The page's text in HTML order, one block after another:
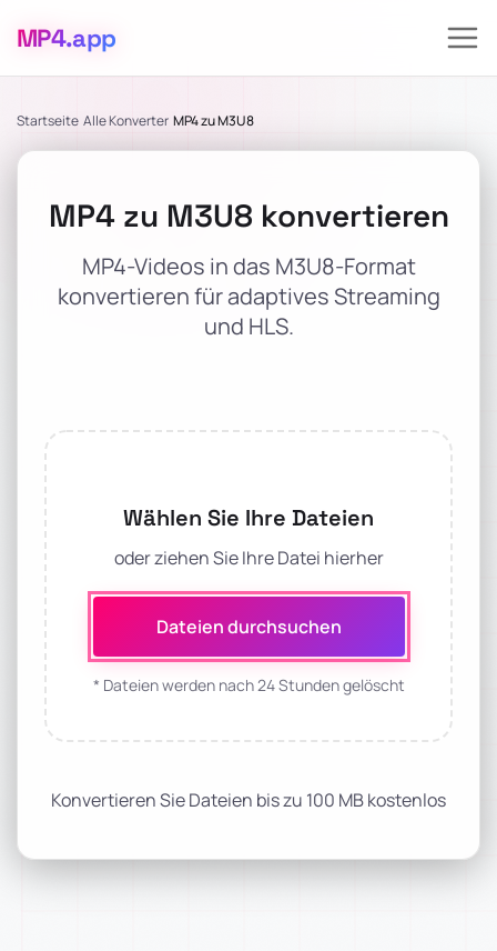
MP4.app
Startseite Alle Konverter MP4 zu M3U8
MP4 zu M3U8 konvertieren
MP4-Videos in das M3U8-Format
konvertieren für adaptives Streaming
und HLS.
Wählen Sie Ihre Dateien
oder ziehen Sie Ihre Datei hierher
Dateien durchsuchen
* Dateien werden nach 24 Stunden gelöscht
Konvertieren Sie Dateien bis zu 100 MB kostenlos